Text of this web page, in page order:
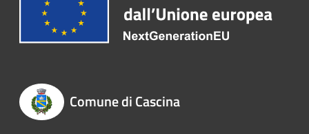
Comune di Cascina